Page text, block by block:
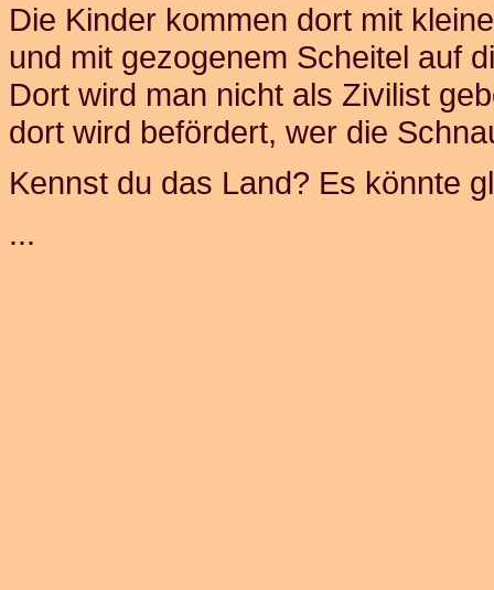
Die Kinder kommen dort mit
und mit gezogenem Scheitel auf
Dort wird man nicht als Zivilist
dort wird befördert, wer die
Kennst du das Land? Es könnte
...